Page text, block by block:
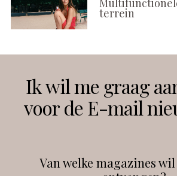
terrein
Instagram
Ik wil me graag
voor de E-mail
Van welke magazines